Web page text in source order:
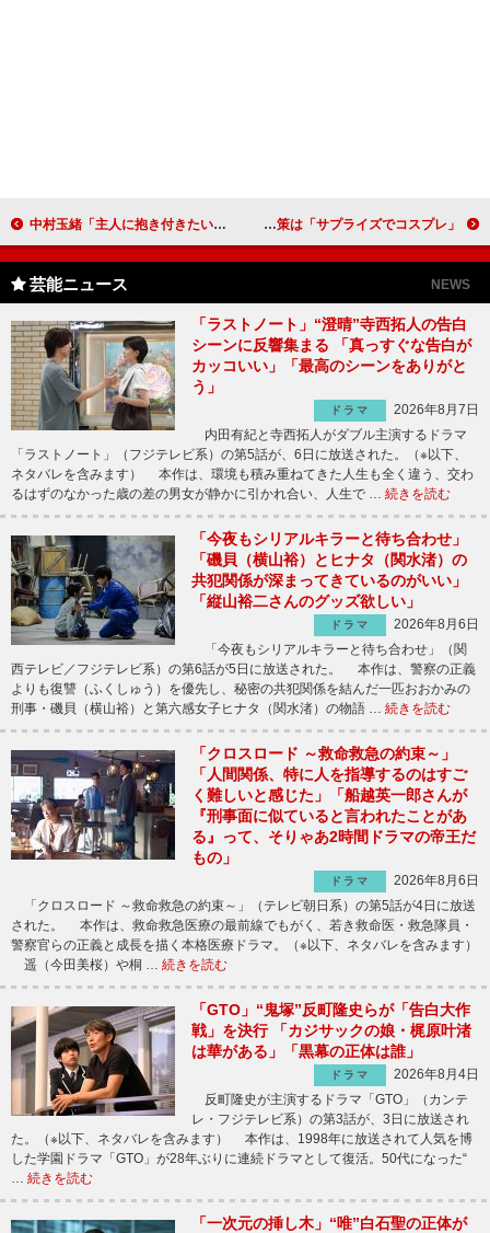
中村玉緒「主人に抱き付きたい」 憧れのメリル・ストリープに変身 川島なお美“ミスＤＪ”から“ミセスＤＪ”へ 夫婦円満の秘策は「サプライズでコスプレ」
芸能ニュース NEWS
「ラストノート」“澄晴”寺西拓人の告白
シーンに反響集まる 「真っすぐな告白が
カッコいい」「最高のシーンをありがと
う」
ドラマ
2026年8月7日
内田有紀と寺西拓人がダブル主演するドラマ
「ラストノート」（フジテレビ系）の第5話が、6日に放送された。（※以下、
ネタバレを含みます） 本作は、環境も積み重ねてきた人生も全く違う、交わ
るはずのなかった歳の差の男女が静かに引かれ合い、人生で … 続きを読む
「今夜もシリアルキラーと待ち合わせ」
「磯貝（横山裕）とヒナタ（関水渚）の
共犯関係が深まってきているのがいい」
「縦山裕二さんのグッズ欲しい」
ドラマ
2026年8月6日
「今夜もシリアルキラーと待ち合わせ」（関
西テレビ／フジテレビ系）の第6話が5日に放送された。 本作は、警察の正義
よりも復讐（ふくしゅう）を優先し、秘密の共犯関係を結んだ一匹おおかみの
刑事・磯貝（横山裕）と第六感女子ヒナタ（関水渚）の物語 … 続きを読む
「クロスロード ～救命救急の約束～」
「人間関係、特に人を指導するのはすご
く難しいと感じた」「船越英一郎さんが
『刑事面に似ていると言われたことがあ
る』って、そりゃあ2時間ドラマの帝王だ
もの」
ドラマ
2026年8月6日
「クロスロード ～救命救急の約束～」（テレビ朝日系）の第5話が4日に放送
された。 本作は、救命救急医療の最前線でもがく、若き救命医・救急隊員・
警察官らの正義と成長を描く本格医療ドラマ。（※以下、ネタバレを含みます）
遥（今田美桜）や桐 … 続きを読む
「GTO」“鬼塚”反町隆史らが「告白大作
戦」を決行 「カジサックの娘・梶原叶渚
は華がある」「黒幕の正体は誰」
ドラマ
2026年8月4日
反町隆史が主演するドラマ「GTO」（カンテ
レ・フジテレビ系）の第3話が、3日に放送され
た。（※以下、ネタバレを含みます） 本作は、1998年に放送されて人気を博
した学園ドラマ「GTO」が28年ぶりに連続ドラマとして復活。50代になった“
続きを読む
「一次元の挿し木」“唯”白石聖の正体が